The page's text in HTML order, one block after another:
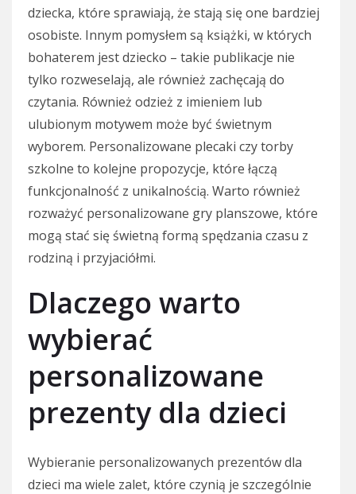
dziecka, które sprawiają, że stają się one bardziej
osobiste. Innym pomysłem są książki, w których
bohaterem jest dziecko – takie publikacje nie
tylko rozweselają, ale również zachęcają do
czytania. Również odzież z imieniem lub
ulubionym motywem może być świetnym
wyborem. Personalizowane plecaki czy torby
szkolne to kolejne propozycje, które łączą
funkcjonalność z unikalnością. Warto również
rozważyć personalizowane gry planszowe, które
mogą stać się świetną formą spędzania czasu z
rodziną i przyjaciółmi.
Dlaczego warto
wybierać
personalizowane
prezenty dla dzieci
Wybieranie personalizowanych prezentów dla
dzieci ma wiele zalet, które czynią je szczególnie